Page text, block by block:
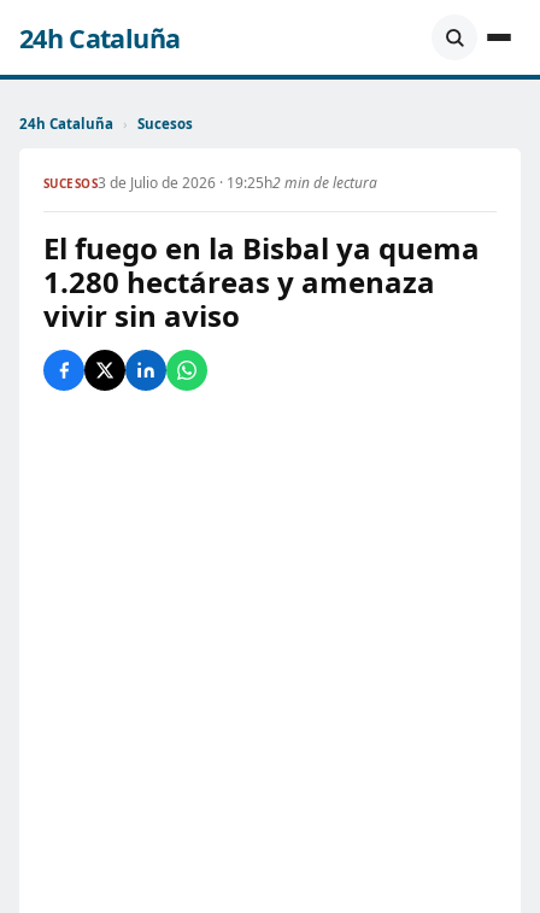
24h Cataluña
24h Cataluña › Sucesos
SUCESOS3 de Julio de 2026 · 19:25h2 min de lectura
El fuego en la Bisbal ya quema
1.280 hectáreas y amenaza
vivir sin aviso